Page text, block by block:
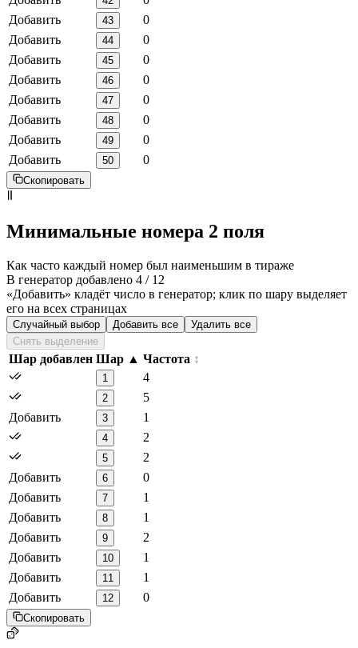
Добавить
43
0
Добавить
44
0
Добавить
45
0
Добавить
46
0
Добавить
47
0
Добавить
48
0
Добавить
49
0
Добавить
50 0
Скопировать
Минимальные номера 2 поля
Как часто каждый номер был наименьшим в тираже
В генератор добавлено 4 / 12
«Добавить» кладёт число в генератор; клик по шару выделяет
его на всех страницах
Случайный выбор Добавить все
Удалить все
Снять выделение
Шар добавлен Шар Частота
1 4
2
5
Добавить
3 1
4 2
5
2
Добавить
6
0
Добавить
7
1
Добавить
8
1
Добавить
9
2
Добавить
10
1
Добавить
11
1
Добавить
12 0
Скопировать